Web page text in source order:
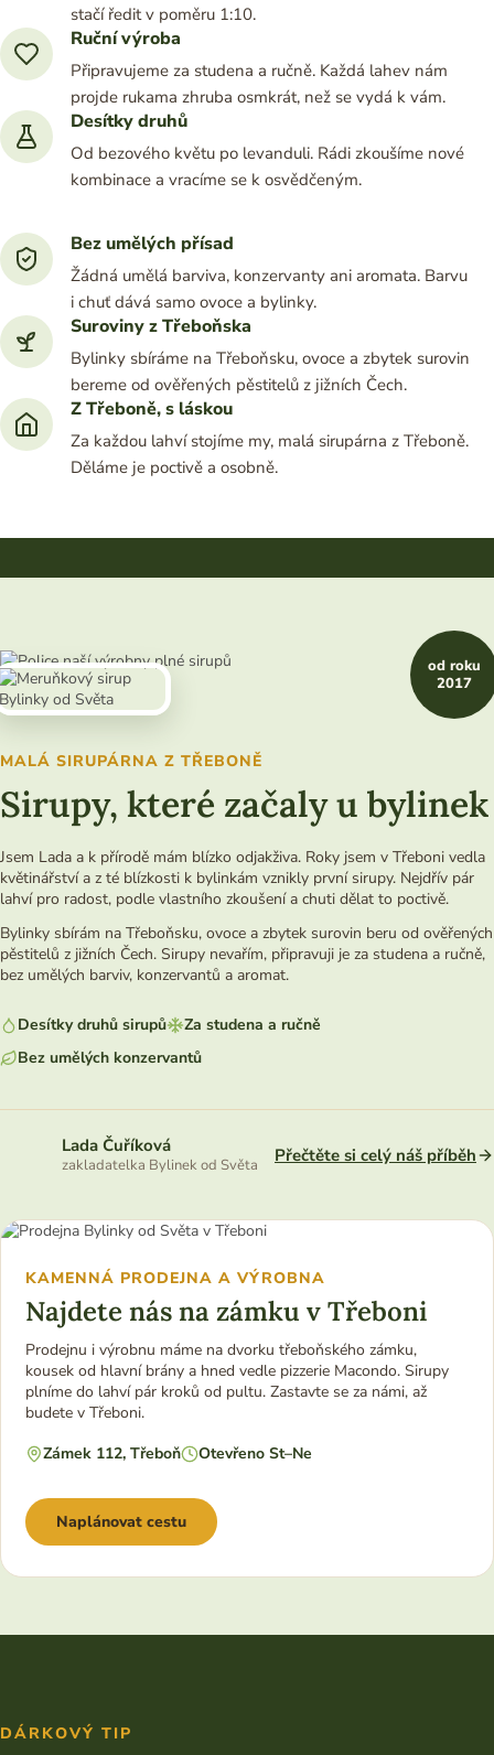
stačí ředit v poměru 1:10.
Ruční výroba
Připravujeme za studena a ručně. Každá lahev nám
projde rukama zhruba osmkrát, než se vydá k vám.
Desítky druhů
Od bezového květu po levanduli. Rádi zkoušíme nové
kombinace a vracíme se k osvědčeným.
Bez umělých přísad
Žádná umělá barviva, konzervanty ani aromata. Barvu
i chuť dává samo ovoce a bylinky.
Suroviny z Třeboňska
Bylinky sbíráme na Třeboňsku, ovoce a zbytek surovin
bereme od ověřených pěstitelů z jižních Čech.
Z Třeboně, s láskou
Za každou lahví stojíme my, malá sirupárna z Třeboně.
Děláme je poctivě a osobně.
MALÁ SIRUPÁRNA Z TŘEBONĚ
Sirupy, které začaly u bylinek
Jsem Lada a k přírodě mám blízko odjakživa. Roky jsem v Třeboni vedla
květinářství a z té blízkosti k bylinkám vznikly první sirupy. Nejdřív pár
lahví pro radost, podle vlastního zkoušení a chuti dělat to poctivě.
Bylinky sbírám na Třeboňsku, ovoce a zbytek surovin beru od ověřených
pěstitelů z jižních Čech. Sirupy nevařím, připravuji je za studena a ručně,
bez umělých barviv, konzervantů a aromat.
Desítky druhů sirupů
Za studena a ručně
Bez umělých konzervantů
Lada Čuříková
zakladatelka Bylinek od Světa Přečtěte si celý náš příběh
od roku
2017
KAMENNÁ PRODEJNA A VÝROBNA
Najdete nás na zámku v Třeboni
Prodejnu i výrobnu máme na dvorku třeboňského zámku,
kousek od hlavní brány a hned vedle pizzerie Macondo. Sirupy
plníme do lahví pár kroků od pultu. Zastavte se za námi, až
budete v Třeboni.
Zámek 112, Třeboň
Otevřeno St–Ne
Naplánovat cestu
DÁRKOVÝ TIP